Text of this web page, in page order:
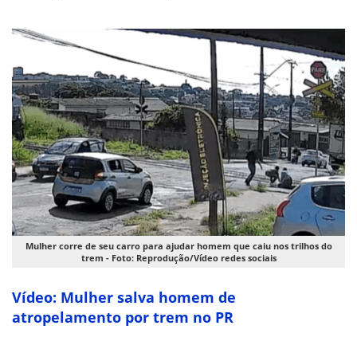
Mulher corre de seu carro para ajudar homem que caiu nos trilhos do
trem - Foto: Reprodução/Vídeo redes sociais
Vídeo: Mulher salva homem de
atropelamento por trem no PR